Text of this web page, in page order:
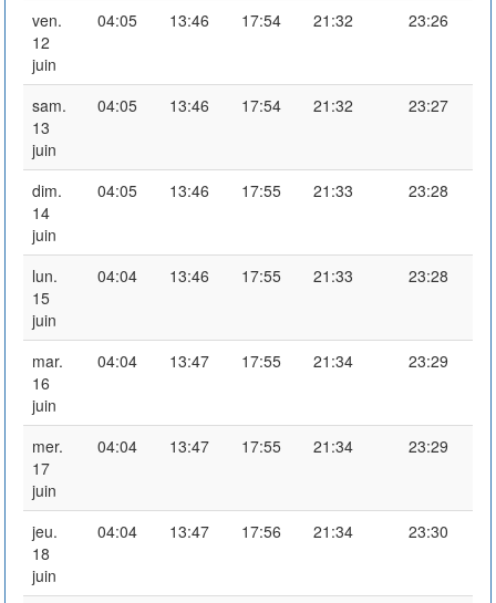
ven.
12
juin
04:05 13:46 17:54 21:32 23:26
sam.
13
juin
04:05 13:46 17:54 21:32 23:27
dim.
14
juin
04:05 13:46 17:55 21:33 23:28
lun.
15
juin
04:04 13:46 17:55 21:33 23:28
mar.
16
juin
04:04 13:47 17:55 21:34 23:29
mer.
17
juin
04:04 13:47 17:55 21:34 23:29
jeu.
18
juin
04:04 13:47 17:56 21:34 23:30